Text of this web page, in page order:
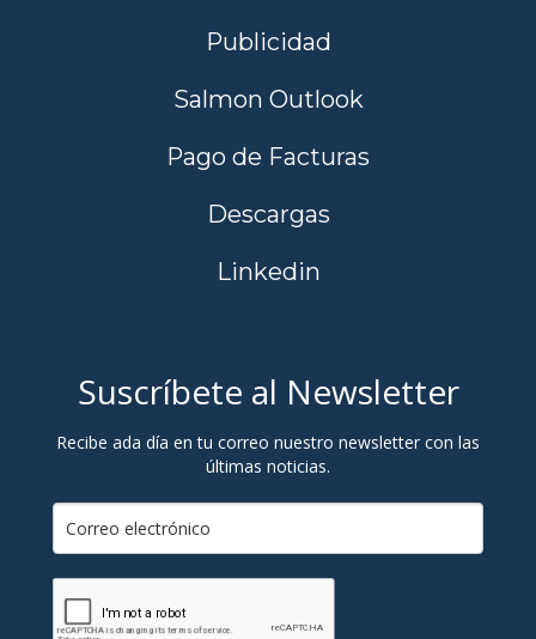
Publicidad
Salmon Outlook
Pago de Facturas
Descargas
Linkedin
Suscríbete al Newsletter
Recibe ada día en tu correo nuestro newsletter con las
últimas noticias.